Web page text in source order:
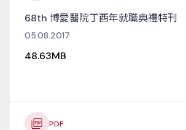
68th 博愛醫院丁酉年就職典禮特刊
05.08.2017
48.63MB
PDF